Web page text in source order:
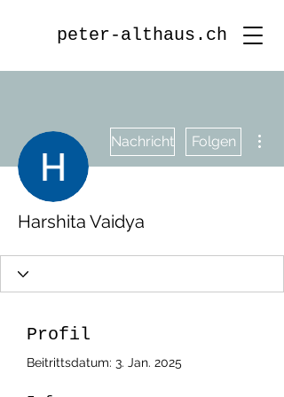
peter-althaus.ch
Nachricht Folgen
Harshita Vaidya
Profil
Beitrittsdatum: 3. Jan. 2025